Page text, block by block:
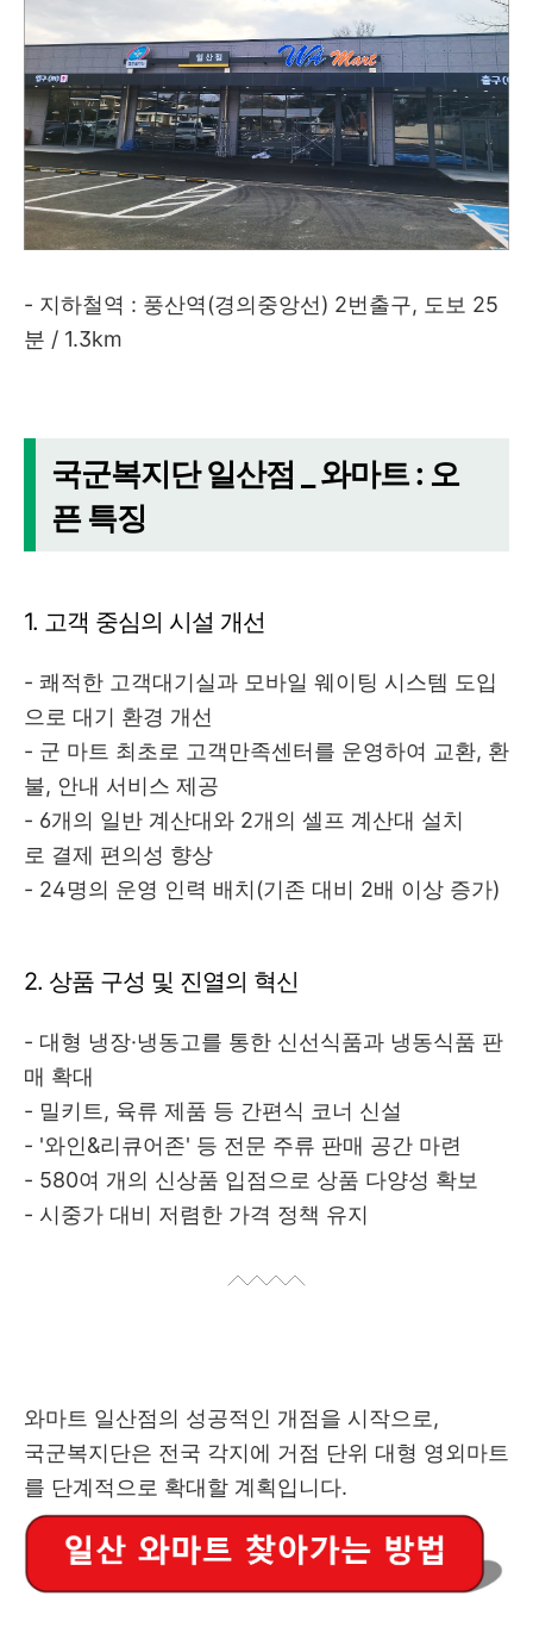
- 지하철역 : 풍산역(경의중앙선) 2번출구, 도보 25
분 / 1.3km
국군복지단 일산점 _ 와마트 : 오
픈 특징
1. 고객 중심의 시설 개선
- 쾌적한 고객대기실과 모바일 웨이팅 시스템 도입
으로 대기 환경 개선
- 군 마트 최초로 고객만족센터를 운영하여 교환, 환
불, 안내 서비스 제공
- 6개의 일반 계산대와 2개의 셀프 계산대 설치
로 결제 편의성 향상
- 24명의 운영 인력 배치(기존 대비 2배 이상 증가)
2. 상품 구성 및 진열의 혁신
- 대형 냉장·냉동고를 통한 신선식품과 냉동식품 판
매 확대
- 밀키트, 육류 제품 등 간편식 코너 신설
- '와인&리큐어존' 등 전문 주류 판매 공간 마련
- 580여 개의 신상품 입점으로 상품 다양성 확보
- 시중가 대비 저렴한 가격 정책 유지
와마트 일산점의 성공적인 개점을 시작으로,
국군복지단은 전국 각지에 거점 단위 대형 영외마트
를 단계적으로 확대할 계획입니다.